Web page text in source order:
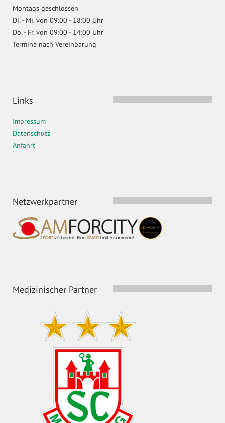
Montags geschlossen
Di. - Mi. von 09:00 - 18:00 Uhr
Do. - Fr. von 09:00 - 14:00 Uhr
Termine nach Vereinbarung
Links
Impressum
Datenschutz
Anfahrt
Netzwerkpartner
Medizinischer Partner